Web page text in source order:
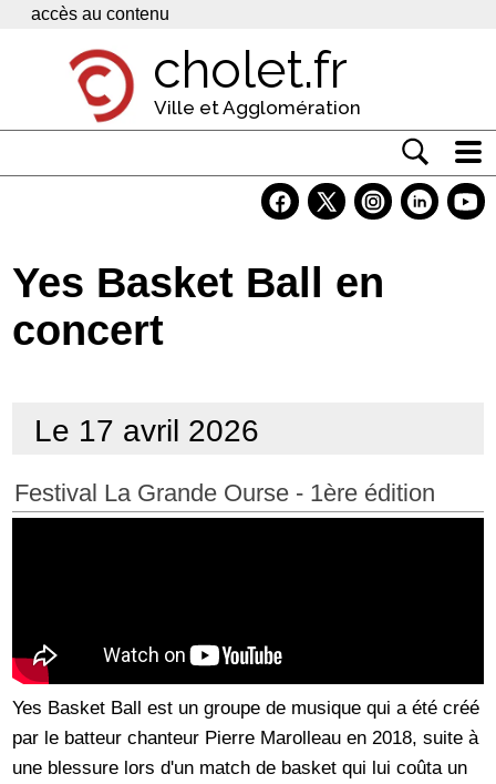
Panneau de gestion des cookies
accès au contenu
cholet.fr
Ville et Agglomération
Economie
Services
Yes Basket Ball en
concert
Le 17 avril 2026
Festival La Grande Ourse - 1ère édition
Yes Basket Ball est un groupe de musique qui a été créé
par le batteur chanteur Pierre Marolleau en 2018, suite à
une blessure lors d'un match de basket qui lui coûta un